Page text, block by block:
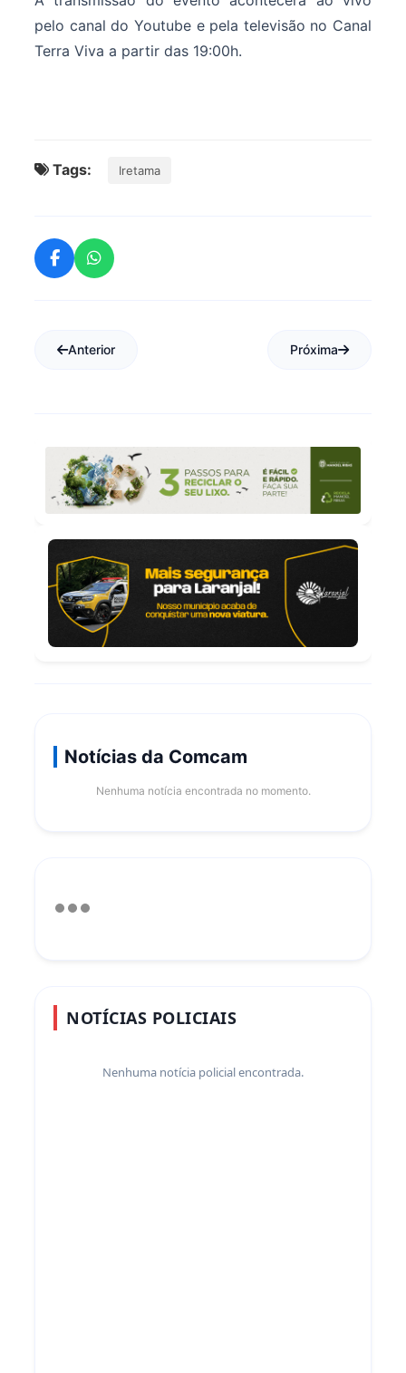
pelo canal do Youtube e pela televisão no Canal
Terra Viva a partir das 19:00h.
Tags: Iretama
Anterior Próxima
Notícias da Comcam
Nenhuma notícia encontrada no momento.
NOTÍCIAS POLICIAIS
Nenhuma notícia policial encontrada.